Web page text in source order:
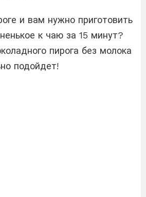
и вам нужно приготовить
к чаю за 15 минут?
пирога без молока
подойдет!